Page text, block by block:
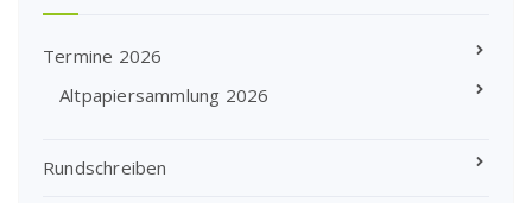
Termine 2026
Altpapiersammlung 2026
Rundschreiben